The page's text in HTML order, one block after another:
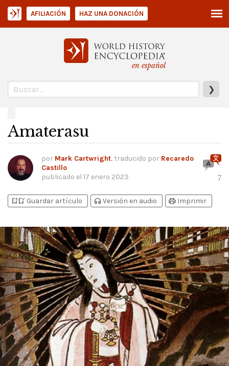
en español
❯
AFILIACIÓN HAZ UNA DONACIÓN
Amaterasu
por Mark Cartwright, traducido por Recaredo
Castillo
publicado el 17 enero 2023 7
bookmark_addbookmark_added Guardar artículo headphones Versión en audio print Imprimir